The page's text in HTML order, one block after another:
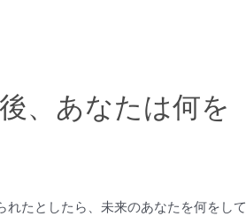
、あなたは何を
たとしたら、未来のあなたを何をして